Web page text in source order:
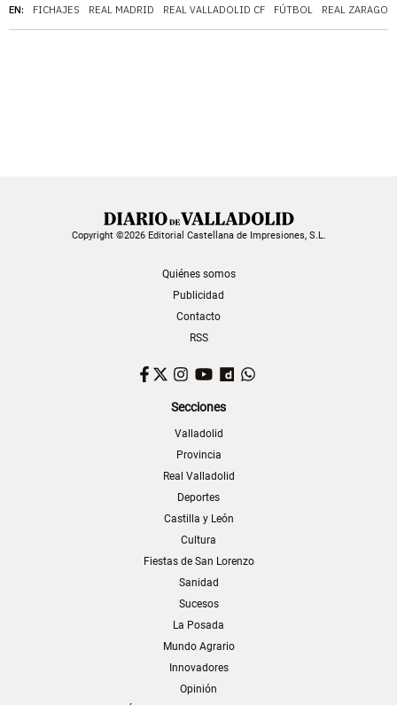
EN: FICHAJES REAL MADRID REAL VALLADOLID CF FÚTBOL REAL
Copyright ©2026 Editorial Castellana de Impresiones, S.L.
Quiénes somos
Publicidad
Contacto
RSS
Facebook
TwitterInstagram
YouTubeDailymotion
Secciones
Valladolid
Provincia
Real Valladolid
Deportes
Castilla y León
Cultura
Fiestas de San Lorenzo
Sanidad
Sucesos
La Posada
Mundo Agrario
Innovadores
Opinión